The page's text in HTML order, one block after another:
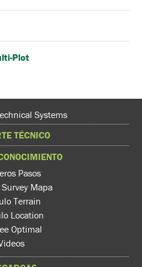
Plot
TÉCNICO
Pasos
Mapa
Terrain
Location
Optimal